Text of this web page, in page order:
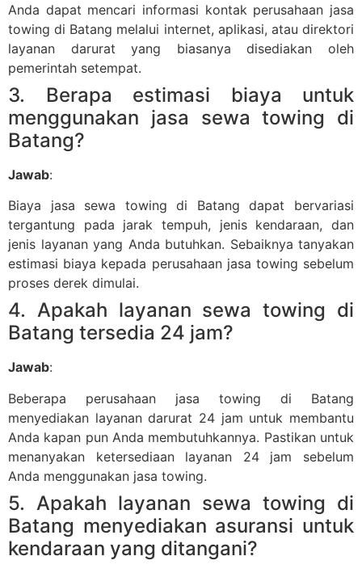
Anda dapat mencari informasi kontak perusahaan jasa
towing di Batang melalui internet, aplikasi, atau direktori
layanan darurat yang biasanya disediakan oleh
pemerintah setempat.
3. Berapa estimasi biaya untuk
menggunakan jasa sewa towing di
Batang?
Jawab:
Biaya jasa sewa towing di Batang dapat bervariasi
tergantung pada jarak tempuh, jenis kendaraan, dan
jenis layanan yang Anda butuhkan. Sebaiknya tanyakan
estimasi biaya kepada perusahaan jasa towing sebelum
proses derek dimulai.
4. Apakah layanan sewa towing di
Batang tersedia 24 jam?
Jawab:
Beberapa perusahaan jasa towing di Batang
menyediakan layanan darurat 24 jam untuk membantu
Anda kapan pun Anda membutuhkannya. Pastikan untuk
menanyakan ketersediaan layanan 24 jam sebelum
Anda menggunakan jasa towing.
5. Apakah layanan sewa towing di
Batang menyediakan asuransi untuk
kendaraan yang ditangani?